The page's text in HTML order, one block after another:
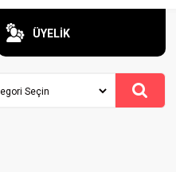
ÜYELİK